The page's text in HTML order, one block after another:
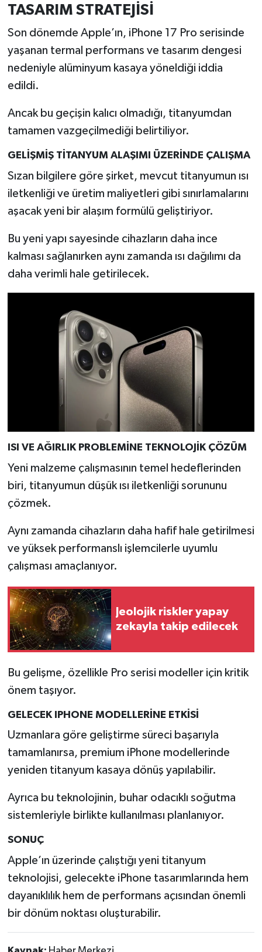
TASARIM STRATEJİSİ
Son dönemde Apple’ın, iPhone 17 Pro serisinde
yaşanan termal performans ve tasarım dengesi
nedeniyle alüminyum kasaya yöneldiği iddia
edildi.
Ancak bu geçişin kalıcı olmadığı, titanyumdan
tamamen vazgeçilmediği belirtiliyor.
GELİŞMİŞ TİTANYUM ALAŞIMI ÜZERİNDE ÇALIŞMA
Sızan bilgilere göre şirket, mevcut titanyumun ısı
iletkenliği ve üretim maliyetleri gibi sınırlamalarını
aşacak yeni bir alaşım formülü geliştiriyor.
Bu yeni yapı sayesinde cihazların daha ince
kalması sağlanırken aynı zamanda ısı dağılımı da
daha verimli hale getirilecek.
ISI VE AĞIRLIK PROBLEMİNE TEKNOLOJİK ÇÖZÜM
Yeni malzeme çalışmasının temel hedeflerinden
biri, titanyumun düşük ısı iletkenliği sorununu
çözmek.
Aynı zamanda cihazların daha hafif hale getirilmesi
ve yüksek performanslı işlemcilerle uyumlu
çalışması amaçlanıyor.
Jeolojik riskler yapay
zekayla takip edilecek
Bu gelişme, özellikle Pro serisi modeller için kritik
önem taşıyor.
GELECEK IPHONE MODELLERİNE ETKİSİ
Uzmanlara göre geliştirme süreci başarıyla
tamamlanırsa, premium iPhone modellerinde
yeniden titanyum kasaya dönüş yapılabilir.
Ayrıca bu teknolojinin, buhar odacıklı soğutma
sistemleriyle birlikte kullanılması planlanıyor.
SONUÇ
Apple’ın üzerinde çalıştığı yeni titanyum
teknolojisi, gelecekte iPhone tasarımlarında hem
dayanıklılık hem de performans açısından önemli
bir dönüm noktası oluşturabilir.
Kütahya
Magazin
Pazarlar
Politika
Rüya Tabirleri
Şaphane
Siyaset
Tavşanlı
Teknoloji
Video Galeri
Yaşam
Yemek Tarifleri